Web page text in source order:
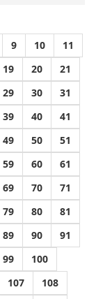
9 10
11
19 20
21
29 30
31
39 40
41
49 50
51
59 60
61
69 70
71
79 80
81
89 90
91
99
100
107
108